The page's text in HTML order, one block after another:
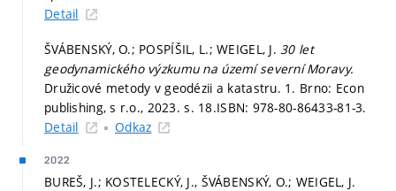
Detail
ŠVÁBENSKÝ, O.; POSPÍŠIL, L.; WEIGEL, J.30 let
geodynamického výzkumu na území severní Moravy.
Družicové metody v geodézii a katastru. 1. Brno: Econ
publishing, s r.o., 2023.s. 18.ISBN: 978-80-86433-81-3.
Detail
Odkaz
2022
BUREŠ, J.; KOSTELECKÝ, J., ŠVÁBENSKÝ, O.; WEIGEL, J.